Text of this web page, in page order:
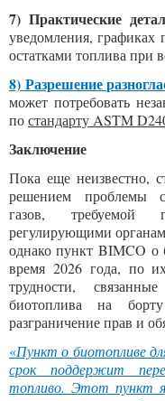
7) Практические
уведомления, графиках
остатками топлива при
8) Разрешение
может потребовать
постандарту ASTM
Заключение
Пока еще неизвестно,
решением проблемы
газов, требуемой
регулирующими
однако пункт BIMCO о
время 2026 года, по
трудности,
биотоплива на
разграничение прав и
«Пункт о биотопливе
срок поддержит
топливо. Этот пункт